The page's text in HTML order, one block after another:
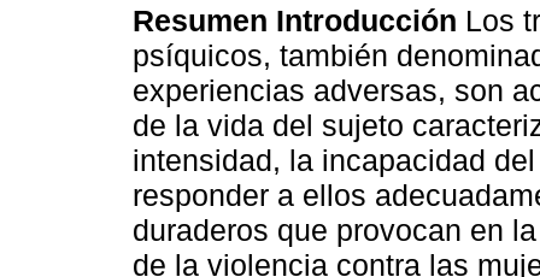
Resumen Introducción Los
psíquicos, también
experiencias adversas, son
de la vida del sujeto
intensidad, la incapacidad
responder a ellos
duraderos que provocan en
de la violencia contra las